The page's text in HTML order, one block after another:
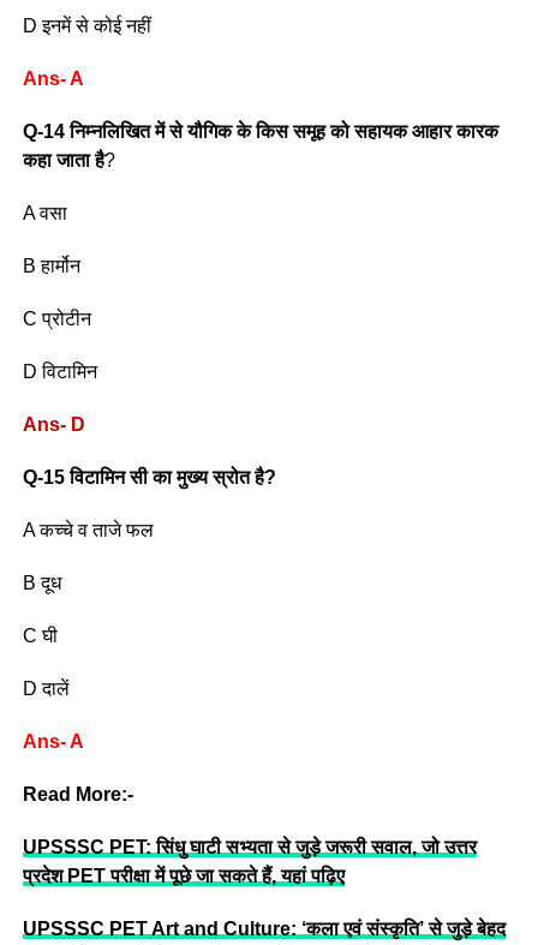
D इनमें से कोई नहीं
Ans- A
Q-14 निम्नलिखित में से यौगिक के किस समूह को सहायक आहार कारक
कहा जाता है?
A वसा
B हार्मोन
C प्रोटीन
D विटामिन
Ans- D
Q-15 विटामिन सी का मुख्य स्रोत है?
A कच्चे व ताजे फल
B दूध
C घी
D दालें
Ans- A
Read More:-
UPSSSC PET: सिंधु घाटी सभ्यता से जुड़े जरूरी सवाल, जो उत्तर
प्रदेश PET परीक्षा में पूछे जा सकते हैं, यहां पढ़िए
UPSSSC PET Art and Culture: ‘कला एवं संस्कृति’ से जुड़े बेहद